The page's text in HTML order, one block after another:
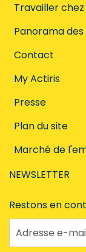
Travailler
Panorama
Contact
My Actiris
Presse
Plan du site
Marché de
NEWSLETTER
Restons en
Adresse e-mail